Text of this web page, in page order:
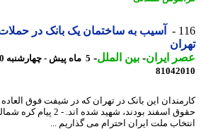
ایران- بین الملل-5 ماه پیش - چهارشنبه 20 اسفند 1404، 09:10
این بانک در تهران که در شیفت فوق العاده در
حقوق اسفند بودند، شهید شده
ملت ایران احترام می گذاریم ...